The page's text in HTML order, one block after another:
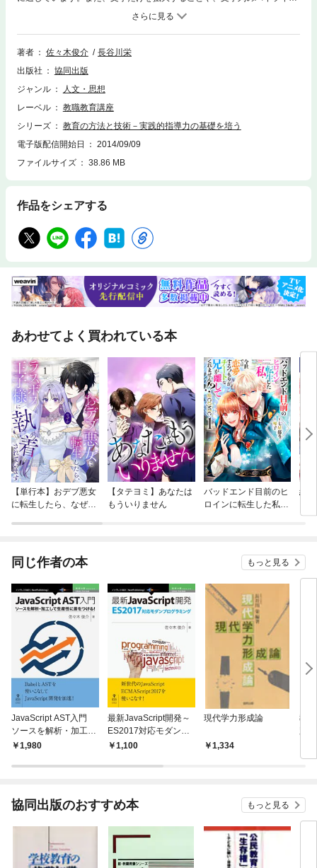
ト、検索、辞書の参照、引用などの機能が使用できません。教師の実践的
指導力の基礎を培うことを目指して編まれた「教職教育講座」シリーズ第
3巻。教育課程の基本を理解し、その編成ができるようにすること、学習
指導の目標を設定して、そのための教材を選択し開発する基本的事項を把
こと、さらに学習指導の技術を理解し駆使する基盤をつくること等を目標
とする。
著者 佐々木俊介
長谷川栄
出版社
協同出版
ジャンル
人文・思想
レーベル
教職教育講座
シリーズ
教育の方法と技術－実践的指導力の基礎を培う
電子版配信開始日
2014/09/09
ファイルサイズ
38.86 MB
作品をシェアする
あわせてよく買われている本
【単行本】おデブ悪女
に転生したら、なぜか
【タテヨミ】あなたは
もういりません
バッドエンド目前のヒ
ロインに転生した私、
結
同じ作者の本 もっと見る
JavaScript AST入門
ソースを解析・加工し
て生産性に差をつけ
1,980
最新JavaScript開発～
ES2017対応モダンプ
ログラミング
1,100
現代学力形成論
1,334
教
協同出版のおすすめ本 もっと見る